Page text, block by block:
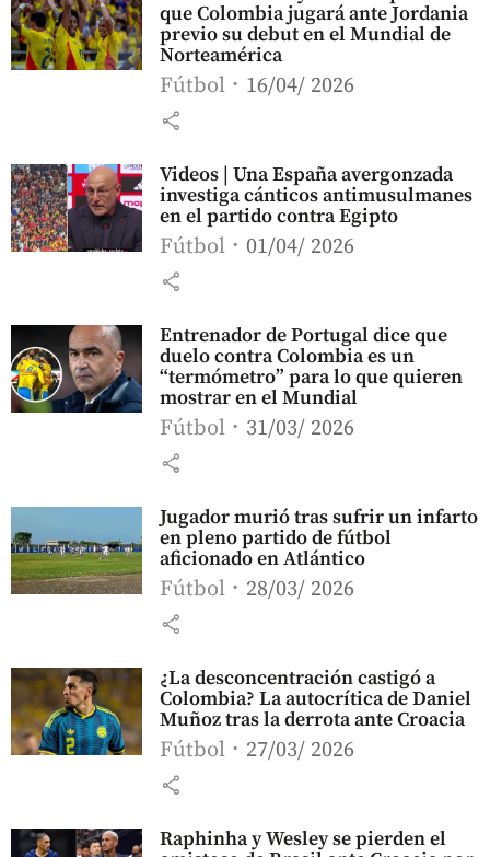
que Colombia jugará ante Jordania
previo su debut en el Mundial de
Norteamérica
Fútbol 16/04/ 2026
share
Videos | Una España avergonzada
investiga cánticos antimusulmanes
en el partido contra Egipto
Fútbol 01/04/ 2026
share
Entrenador de Portugal dice que
duelo contra Colombia es un
“termómetro” para lo que quieren
mostrar en el Mundial
Fútbol 31/03/ 2026
share
Jugador murió tras sufrir un infarto
en pleno partido de fútbol
aficionado en Atlántico
Fútbol 28/03/ 2026
share
¿La desconcentración castigó a
Colombia? La autocrítica de Daniel
Muñoz tras la derrota ante Croacia
Fútbol 27/03/ 2026
share
Raphinha y Wesley se pierden el